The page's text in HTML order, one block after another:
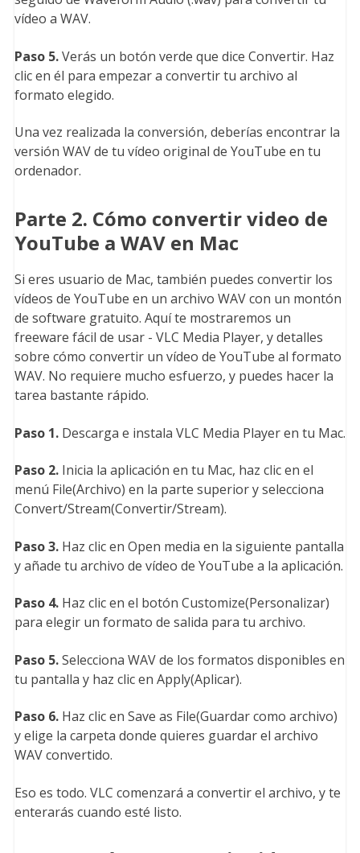
vídeo a WAV.
Paso 5.Verás un botón verde que dice Convertir. Haz
clic en él para empezar a convertir tu archivo al
formato elegido.
Una vez realizada la conversión, deberías encontrar la
versión WAV de tu vídeo original de YouTube en tu
ordenador.
Parte 2. Cómo convertir video de
YouTube a WAV en Mac
Si eres usuario de Mac, también puedes convertir los
vídeos de YouTube en un archivo WAV con un montón
de software gratuito. Aquí te mostraremos un
freeware fácil de usar - VLC Media Player, y detalles
sobre cómo convertir un vídeo de YouTube al formato
WAV. No requiere mucho esfuerzo, y puedes hacer la
tarea bastante rápido.
Paso 1. Descarga e instala VLC Media Player en tu Mac.
Paso 2. Inicia la aplicación en tu Mac, haz clic en el
menú File(Archivo) en la parte superior y selecciona
Convert/Stream(Convertir/Stream).
Paso 3. Haz clic en Open media en la siguiente pantalla
y añade tu archivo de vídeo de YouTube a la aplicación.
Paso 4.Haz clic en el botón Customize(Personalizar)
para elegir un formato de salida para tu archivo.
Paso 5.Selecciona WAV de los formatos disponibles en
tu pantalla y haz clic en Apply(Aplicar).
Paso 6.Haz clic en Save as File(Guardar como archivo)
y elige la carpeta donde quieres guardar el archivo
WAV convertido.
Eso es todo. VLC comenzará a convertir el archivo, y te
enterarás cuando esté listo.